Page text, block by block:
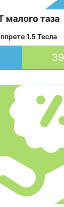
малого таза
1.5 Тесла